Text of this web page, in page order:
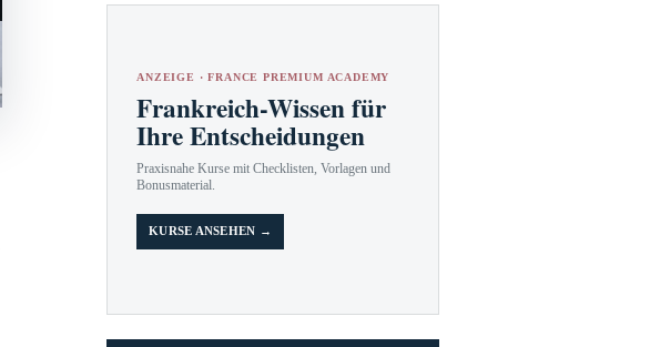
ANZEIGE · FRANCE PREMIUM ACADEMY
Frankreich-Wissen für
Ihre Entscheidungen
Praxisnahe Kurse mit Checklisten, Vorlagen und
Bonusmaterial.
KURSE ANSEHEN →